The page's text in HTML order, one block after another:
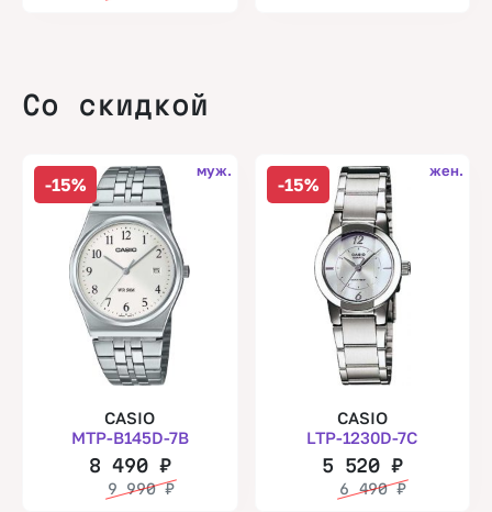
Со скидкой
-15%
муж.
CASIO
MTP-B145D-7B
8 490 ₽
9 990₽
-15%
жен.
CASIO
LTP-1230D-7C
5 520₽
6 490₽